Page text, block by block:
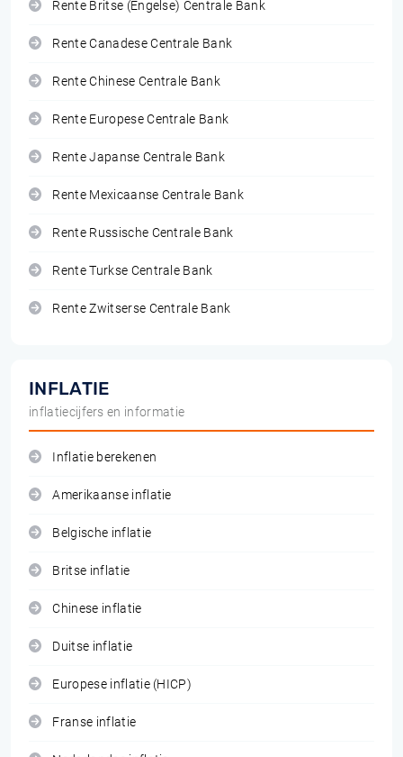
Rente Britse (Engelse) Centrale Bank
Rente Canadese Centrale Bank
Rente Chinese Centrale Bank
Rente Europese Centrale Bank
Rente Japanse Centrale Bank
Rente Mexicaanse Centrale Bank
Rente Russische Centrale Bank
Rente Turkse Centrale Bank
Rente Zwitserse Centrale Bank
INFLATIE
inflatiecijfers en informatie
Inflatie berekenen
Amerikaanse inflatie
Belgische inflatie
Britse inflatie
Chinese inflatie
Duitse inflatie
Europese inflatie (HICP)
Franse inflatie